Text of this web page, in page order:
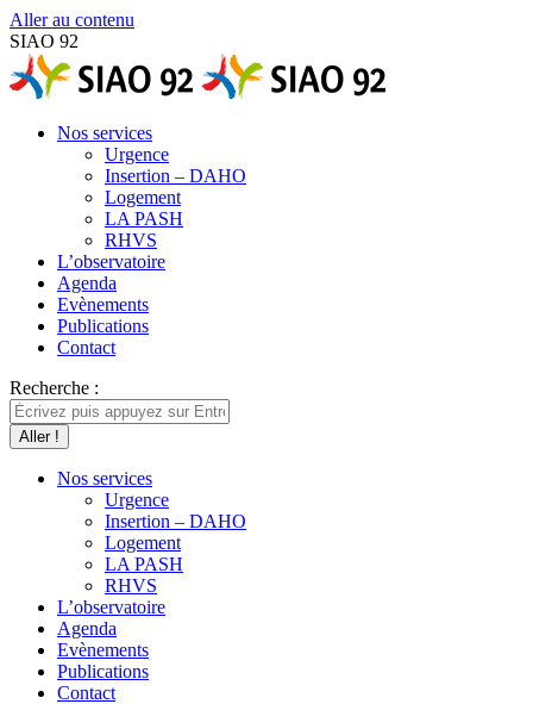
Aller au contenu
SIAO 92
Nos services
Urgence
Insertion – DAHO
Logement
LA PASH
RHVS
L’observatoire
Agenda
Evènements
Publications
Contact
Recherche :
Nos services
Urgence
Insertion – DAHO
Logement
LA PASH
RHVS
L’observatoire
Agenda
Evènements
Publications
Contact